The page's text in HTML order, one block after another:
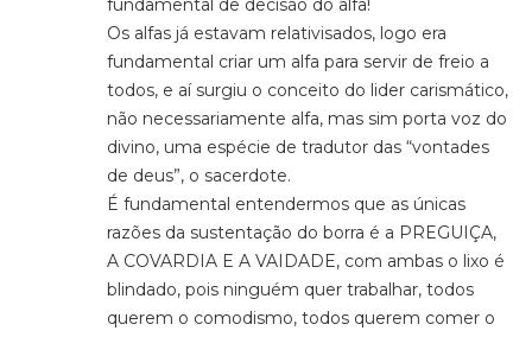
fundamental de decisão do alfa!
Os alfas já estavam relativisados, logo era
fundamental criar um alfa para servir de freio a
todos, e aí surgiu o conceito do lider carismático,
não necessariamente alfa, mas sim porta voz do
divino, uma espécie de tradutor das “vontades
de deus”, o sacerdote.
É fundamental entendermos que as únicas
razões da sustentação do borra é a PREGUIÇA,
A COVARDIA E A VAIDADE, com ambas o lixo é
blindado, pois ninguém quer trabalhar, todos
querem o comodismo, todos querem comer o